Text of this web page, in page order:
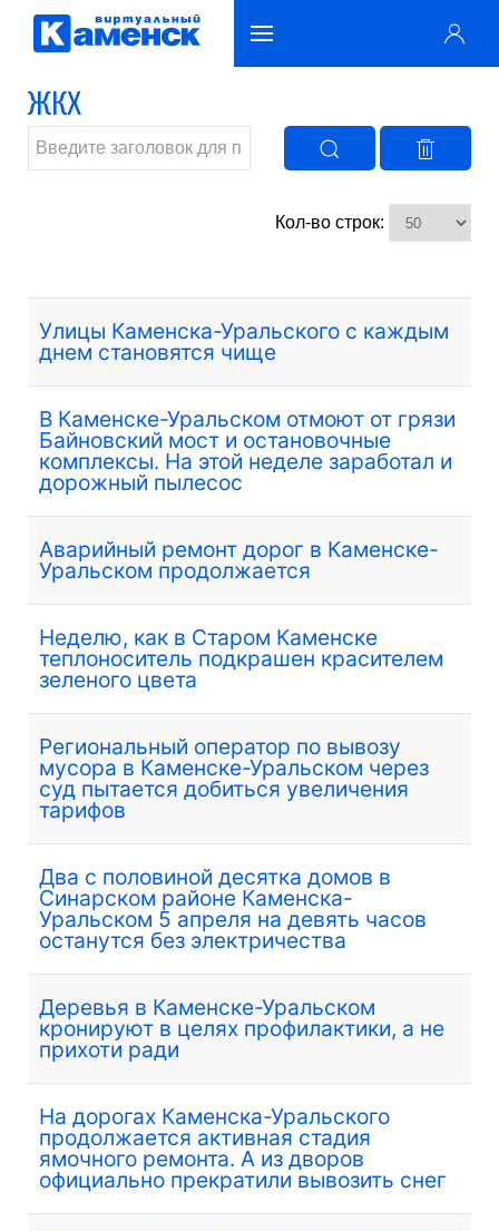
ЖКХ
Кол-во строк:
Улицы Каменска-Уральского с каждым
днем становятся чище
В Каменске-Уральском отмоют от грязи
Байновский мост и остановочные
комплексы. На этой неделе заработал и
дорожный пылесос
Аварийный ремонт дорог в Каменске-
Уральском продолжается
Неделю, как в Старом Каменске
теплоноситель подкрашен красителем
зеленого цвета
Региональный оператор по вывозу
мусора в Каменске-Уральском через
суд пытается добиться увеличения
тарифов
Два с половиной десятка домов в
Синарском районе Каменска-
Уральском 5 апреля на девять часов
останутся без электричества
Деревья в Каменске-Уральском
кронируют в целях профилактики, а не
прихоти ради
На дорогах Каменска-Уральского
продолжается активная стадия
ямочного ремонта. А из дворов
официально прекратили вывозить снег